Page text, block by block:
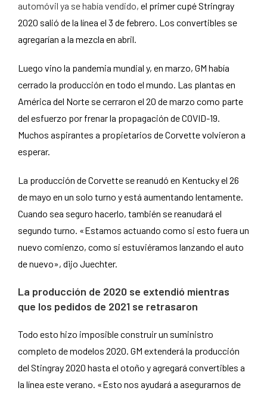
automóvil ya se había vendido, el primer cupé Stringray
2020 salió de la línea el 3 de febrero. Los convertibles se
agregarían a la mezcla en abril.
Luego vino la pandemia mundial y, en marzo, GM había
cerrado la producción en todo el mundo. Las plantas en
América del Norte se cerraron el 20 de marzo como parte
del esfuerzo por frenar la propagación de COVID-19.
Muchos aspirantes a propietarios de Corvette volvieron a
esperar.
La producción de Corvette se reanudó en Kentucky el 26
de mayo en un solo turno y está aumentando lentamente.
Cuando sea seguro hacerlo, también se reanudará el
segundo turno. «Estamos actuando como si esto fuera un
nuevo comienzo, como si estuviéramos lanzando el auto
de nuevo», dijo Juechter.
La producción de 2020 se extendió mientras
que los pedidos de 2021 se retrasaron
Todo esto hizo imposible construir un suministro
completo de modelos 2020. GM extenderá la producción
del Stingray 2020 hasta el otoño y agregará convertibles a
la línea este verano. «Esto nos ayudará a asegurarnos de